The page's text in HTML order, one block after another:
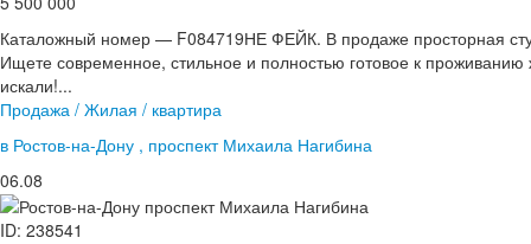
Каталожный номер — F084719НЕ ФЕЙК. В продаже просторная
Ищете современное, стильное и полностью готовое к
искали!...
Продажа / Жилая / квартира
в Ростов-на-Дону , проспект Михаила Нагибина
06.08
ID: 238541